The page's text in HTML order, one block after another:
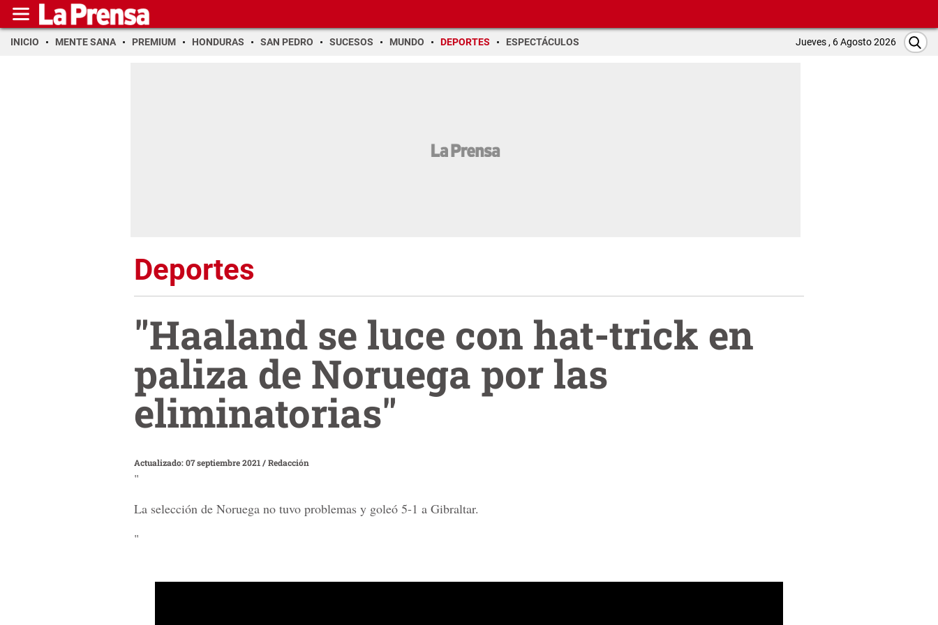
INICIO MENTE SANA PREMIUM HONDURAS SAN PEDRO SUCESOS MUNDO DEPORTES ESPECTÁCULOS Jueves , 6 Agosto 2026
Deportes
"Haaland se luce con hat-trick en
paliza de Noruega por las
eliminatorias"
Actualizado: 07 septiembre 2021 /Redacción
"
La selección de Noruega no tuvo problemas y goleó 5-1 a Gibraltar.
"